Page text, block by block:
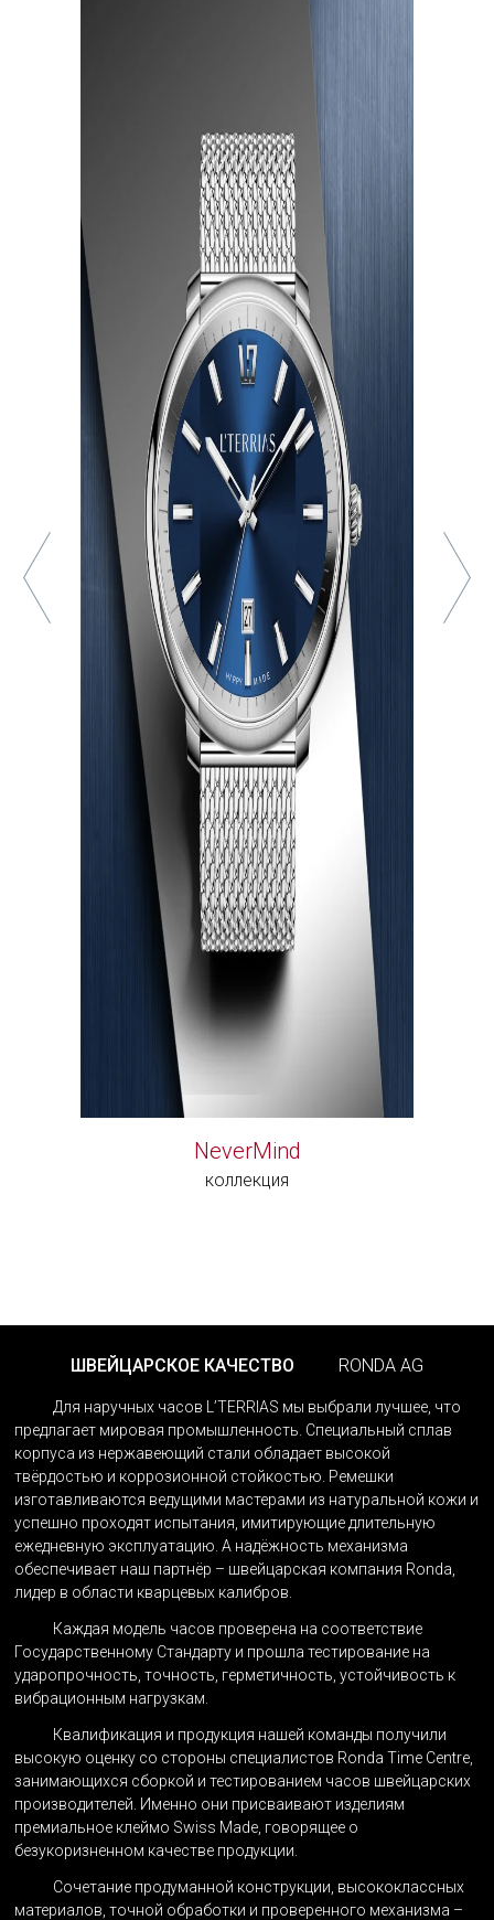
ВХОД
С помощью аккаунта L'TERRIAS
Создать аккаунт
Забыли пароль?
Через соцсети
Задай нам вопрос
Твой вопрос
Соглашаюсь с обработкой моих персональных данных в
соответствии с Политикой конфиденциальности
ОТПРАВИТЬ
NeverMind
коллекция
ШВЕЙЦАРСКОЕ КАЧЕСТВО RONDA AG
Для наручных часов L’TERRIAS мы выбрали лучшее, что
предлагает мировая промышленность. Специальный сплав
корпуса из нержавеющий стали обладает высокой
твёрдостью и коррозионной стойкостью. Ремешки
изготавливаются ведущими мастерами из натуральной кожи и
успешно проходят испытания, имитирующие длительную
ежедневную эксплуатацию. А надёжность механизма
обеспечивает наш партнёр – швейцарская компания Ronda,
лидер в области кварцевых калибров.
Каждая модель часов проверена на соответствие
Государственному Стандарту и прошла тестирование на
ударопрочность, точность, герметичность, устойчивость к
вибрационным нагрузкам.
Квалификация и продукция нашей команды получили
высокую оценку со стороны специалистов Ronda Time Centre,
занимающихся сборкой и тестированием часов швейцарских
производителей. Именно они присваивают изделиям
премиальное клеймо Swiss Made, говорящее о
безукоризненном качестве продукции.
Сочетание продуманной конструкции, высококлассных
материалов, точной обработки и проверенного механизма –